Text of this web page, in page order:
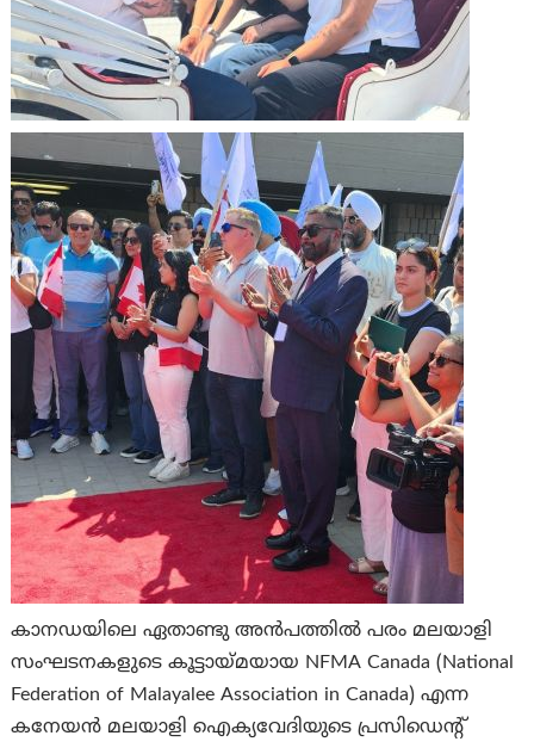
കാനഡയിലെ ഏതാണ്ടു അന്‍പത്തില്‍ പരം മലയാളി
സംഘടനകളുടെ കൂട്ടായ്മയായ NFMA Canada (National
Federation of Malayalee Association in Canada) എന്ന
കനേയന്‍ മലയാളി ഐക്യവേദിയുടെ പ്രസിഡെന്‍റ്